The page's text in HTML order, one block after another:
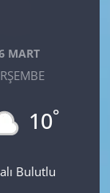
MART
10°
Bulutlu